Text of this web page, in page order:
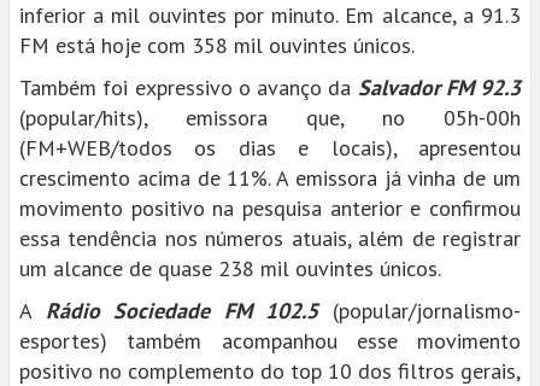
inferior a mil ouvintes por minuto. Em alcance, a 91.3
FM está hoje com 358 mil ouvintes únicos.
Também foi expressivo o avanço da Salvador FM 92.3
(popular/hits), emissora que, no 05h-00h
(FM+WEB/todos os dias e locais), apresentou
crescimento acima de 11%. A emissora já vinha de um
movimento positivo na pesquisa anterior e confirmou
essa tendência nos números atuais, além de registrar
um alcance de quase 238 mil ouvintes únicos.
A Rádio Sociedade FM 102.5(popular/jornalismo-
esportes) também acompanhou esse movimento
positivo no complemento do top 10 dos filtros gerais,